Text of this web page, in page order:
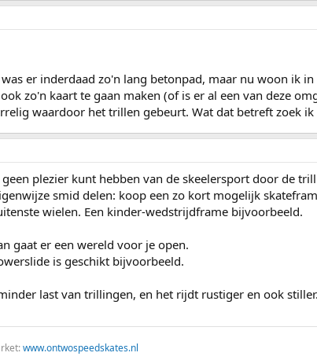
er inderdaad zo'n lang betonpad, maar nu woon ik
zo'n kaart te gaan maken (of is er al een van deze
waardoor het trillen gebeurt. Wat dat betreft zoek
plezier kunt hebben van de skeelersport door de
smid delen: koop een zo kort mogelijk
wielen. Een kinder-wedstrijdframe bijvoorbeeld.
gaat er een wereld voor je open.
is geschikt bijvoorbeeld.
last van trillingen, en het rijdt rustiger en ook stiller.
www.ontwospeedskates.nl